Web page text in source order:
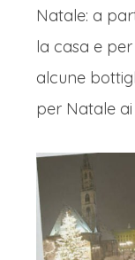
Natale: a
la casa e
alcune
per Natale